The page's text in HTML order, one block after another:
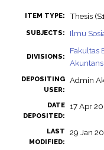
ITEM TYPE: Thesis
SUBJECTS: Ilmu
DIVISIONS:
Fakultas
DEPOSITING
USER:
Admin
DATE
DEPOSITED:
17 Apr
LAST
MODIFIED:
29 Jan